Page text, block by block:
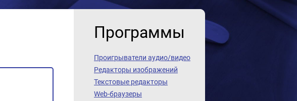
Программы
Проигрыватели аудио/видео
Редакторы изображений
Текстовые редакторы
Web-браузеры